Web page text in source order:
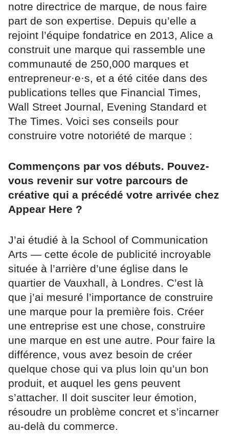
notre directrice de marque, de nous faire
part de son expertise. Depuis qu’elle a
rejoint l’équipe fondatrice en 2013, Alice a
construit une marque qui rassemble une
communauté de 250,000 marques et
entrepreneur·e·s, et a été citée dans des
publications telles que Financial Times,
Wall Street Journal, Evening Standard et
The Times. Voici ses conseils pour
construire votre notoriété de marque :
Commençons par vos débuts. Pouvez-
vous revenir sur votre parcours de
créative qui a précédé votre arrivée chez
Appear Here ?
J’ai étudié à la School of Communication
Arts — cette école de publicité incroyable
située à l’arrière d’une église dans le
quartier de Vauxhall, à Londres. C’est là
que j’ai mesuré l’importance de construire
une marque pour la première fois. Créer
une entreprise est une chose, construire
une marque en est une autre. Pour faire la
différence, vous avez besoin de créer
quelque chose qui va plus loin qu’un bon
produit, et auquel les gens peuvent
s’attacher. Il doit susciter leur émotion,
résoudre un problème concret et s’incarner
au-delà du commerce.